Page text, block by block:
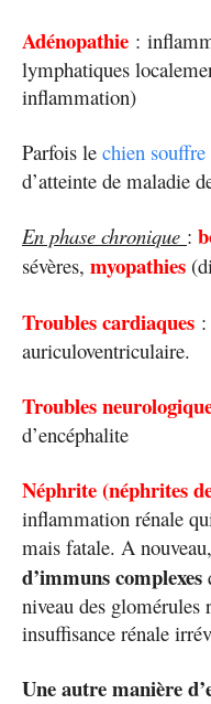
Adénopathie :
lymphatiques
inflammation)
Parfois le chien souffre
d’atteinte de maladie
En phase chronique :
sévères, myopathies
Troubles cardiaques
auriculoventriculaire.
Troubles
d’encéphalite
Néphrite (néphrites
inflammation rénale
mais fatale. A
d’immuns complexes
niveau des glomérules
insuffisance rénale
Une autre manière